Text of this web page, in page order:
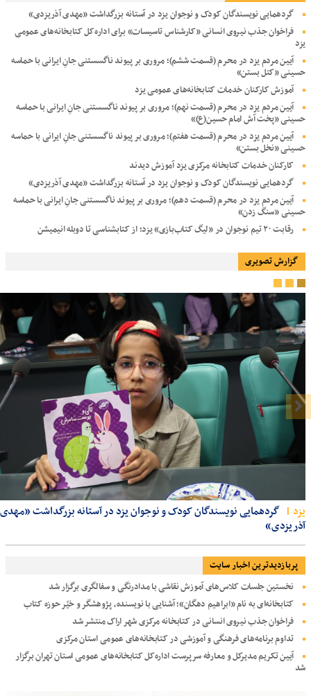
گردهمایی نویسندگان کودک و نوجوان یزد در آستانه بزرگداشت «مهدی آذریزدی»
فراخوان جذب نیروی انسانی «کارشناس تاسیسات» برای اداره‌کل کتابخانه‌های عمومی
یزد
آیین مردم یزد در محرم (قسمت ششم)؛ مروری بر پیوند ناگسستنی جانِ ایرانی با حماسه‌
حسینی «کتل بستن»
آموزش کارکنان خدمات کتابخانه‌های عمومی یزد
آیین مردم یزد در محرم (قسمت نهم)؛ مروری بر پیوند ناگسستنی جانِ ایرانی با حماسه‌
حسینی «پخت آش امام حسین(ع)»
آیین مردم یزد در محرم (قسمت هفتم)؛ مروری بر پیوند ناگسستنی جانِ ایرانی با حماسه‌
حسینی «نخل بستن»
کارکنان خدمات کتابخانه مرکزی یزد آموزش دیدند
گردهمایی نویسندگان کودک و نوجوان یزد در آستانه بزرگداشت «مهدی آذریزدی»
آیین مردم یزد در محرم (قسمت دهم)؛ مروری بر پیوند ناگسستنی جانِ ایرانی با حماسه‌
حسینی «سنگ زدن»
رقابت ۲۰ تیم نوجوان در «لیگ کتاب‌بازی» یزد؛ از کتابشناسی تا دوبله انیمیشن
گزارش تصویری
يزد
گردهمایی نویسندگان کودک و نوجوان یزد در آستانه بزرگداشت «مهدی
آذریزدی»
پربازديدترين اخبار سایت
نخستین جلسات کلاس‌های آموزش نقاشی با مدادرنگی و سفالگری برگزار شد
کتابخانه‌ای به نام «ابراهیم دهگان»؛ آشنایی با نویسنده، پژوهشگر و خیّر حوزه کتاب
فراخوان جذب نیروی انسانی در کتابخانه مرکزی شهر اراک منتشر شد
تداوم برنامه‌های فرهنگی و آموزشی در کتابخانه‌های عمومی استان مرکزی
آیین تکریم مدیرکل و معارفه سرپرست اداره‌کل کتابخانه‌های عمومی استان تهران برگزار
شد